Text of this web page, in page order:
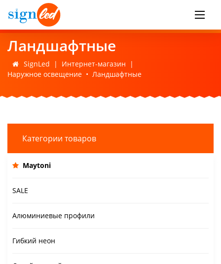
Ландшафтные
SignLed | Интернет-магазин
|
Наружное освещение • Ландшафтные
Категории товаров
Maytoni
SALE
Алюминиевые профили
Гибкий неон